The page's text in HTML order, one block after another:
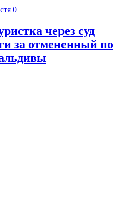
0
через суд
за отмененный по